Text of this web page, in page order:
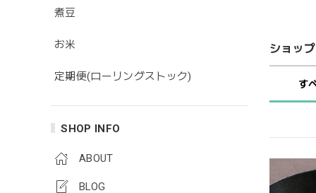
煮豆
お米
定期便(ローリングストック)
SHOP INFO
ABOUT
BLOG
ショッ
す